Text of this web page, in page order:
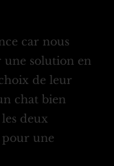
car nous
solution en
de leur
chat bien
deux
une